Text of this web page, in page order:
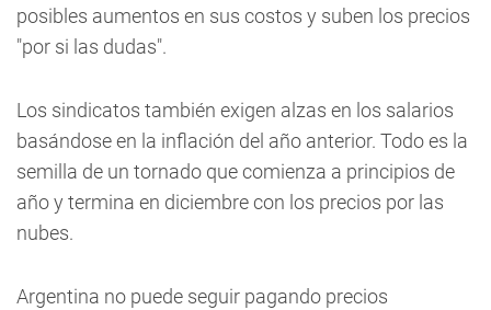
posibles aumentos en sus costos y suben los precios
"por si las dudas".
Los sindicatos también exigen alzas en los salarios
basándose en la inflación del año anterior. Todo es la
semilla de un tornado que comienza a principios de
año y termina en diciembre con los precios por las
nubes.
Argentina no puede seguir pagando precios